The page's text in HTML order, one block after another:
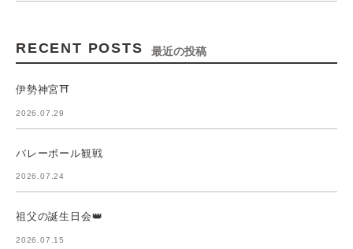
RECENT POSTS 最近の投稿
伊勢神宮⛩️
2026.07.29
バレーボール観戦
2026.07.24
祖父の誕生日会👑
2026.07.15